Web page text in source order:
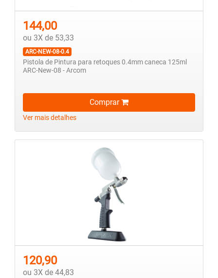
144,00
ou 3X de 53,33
ARC-NEW-08-0.4
Pistola de Pintura para retoques 0.4mm caneca 125ml
ARC-New-08 - Arcom
Comprar
Ver mais detalhes
120,90
ou 3X de 44,83